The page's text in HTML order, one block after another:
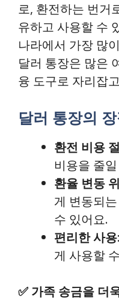
로, 환전하는 번거
유하고 사용할 수
나라에서 가장 많
달러 통장은 많은
융 도구로 자리잡
달러 통장의
환전 비용
비용을 줄
환율 변동
게 변동되
수 있어요.
편리한 사용
게 사용할
✅ 가족 송금을 더